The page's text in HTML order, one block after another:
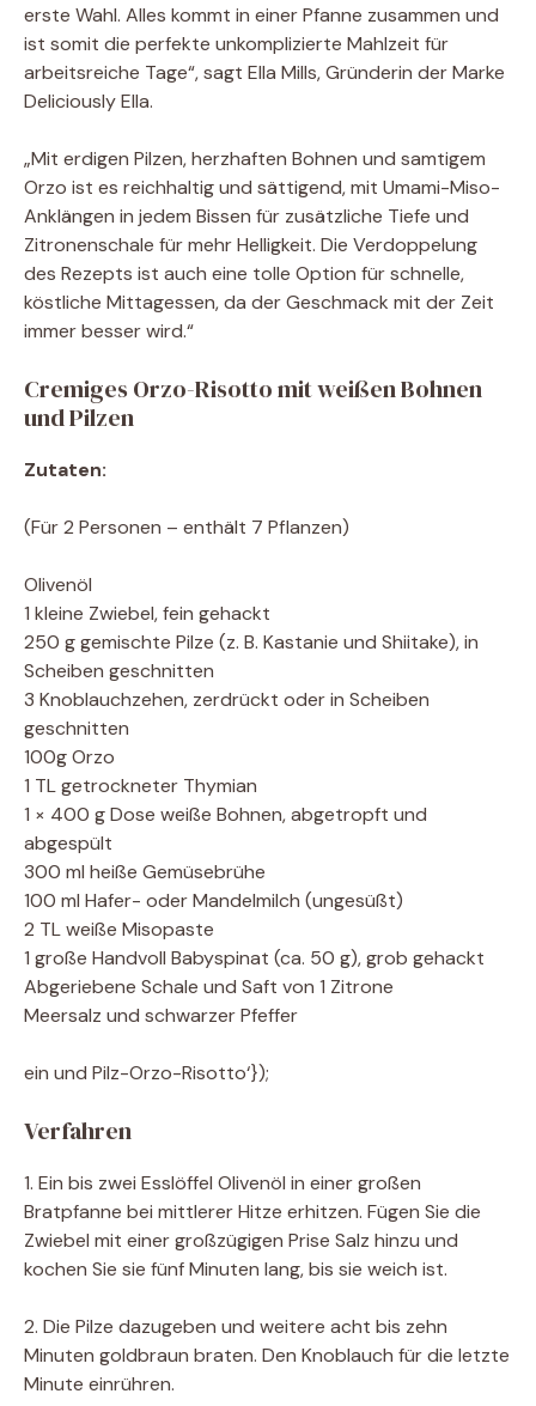
erste Wahl. Alles kommt in einer Pfanne zusammen und
ist somit die perfekte unkomplizierte Mahlzeit für
arbeitsreiche Tage“, sagt Ella Mills, Gründerin der Marke
Deliciously Ella.
„Mit erdigen Pilzen, herzhaften Bohnen und samtigem
Orzo ist es reichhaltig und sättigend, mit Umami-Miso-
Anklängen in jedem Bissen für zusätzliche Tiefe und
Zitronenschale für mehr Helligkeit. Die Verdoppelung
des Rezepts ist auch eine tolle Option für schnelle,
köstliche Mittagessen, da der Geschmack mit der Zeit
immer besser wird.“
Cremiges Orzo-Risotto mit weißen Bohnen
und Pilzen
Zutaten:
(Für 2 Personen – enthält 7 Pflanzen)
Olivenöl
1 kleine Zwiebel, fein gehackt
250 g gemischte Pilze (z. B. Kastanie und Shiitake), in
Scheiben geschnitten
3 Knoblauchzehen, zerdrückt oder in Scheiben
geschnitten
100g Orzo
1 TL getrockneter Thymian
1 × 400 g Dose weiße Bohnen, abgetropft und
abgespült
300 ml heiße Gemüsebrühe
100 ml Hafer- oder Mandelmilch (ungesüßt)
2 TL weiße Misopaste
1 große Handvoll Babyspinat (ca. 50 g), grob gehackt
Abgeriebene Schale und Saft von 1 Zitrone
Meersalz und schwarzer Pfeffer
ein und Pilz-Orzo-Risotto‘});
Verfahren
1. Ein bis zwei Esslöffel Olivenöl in einer großen
Bratpfanne bei mittlerer Hitze erhitzen. Fügen Sie die
Zwiebel mit einer großzügigen Prise Salz hinzu und
kochen Sie sie fünf Minuten lang, bis sie weich ist.
2. Die Pilze dazugeben und weitere acht bis zehn
Minuten goldbraun braten. Den Knoblauch für die letzte
Minute einrühren.